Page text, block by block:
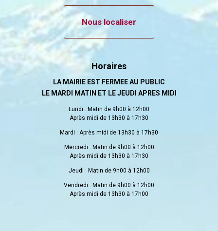
Nous localiser
Horaires
LA MAIRIE EST FERMEE AU PUBLIC
LE MARDI MATIN ET LE JEUDI APRES MIDI
Lundi : Matin de 9h00 à 12h00
Après midi de 13h30 à 17h30
Mardi : Après midi de 13h30 à 17h30
Mercredi : Matin de 9h00 à 12h00
Après midi de 13h30 à 17h30
Jeudi : Matin de 9h00 à 12h00
Vendredi : Matin de 9h00 à 12h00
Après midi de 13h30 à 17h00